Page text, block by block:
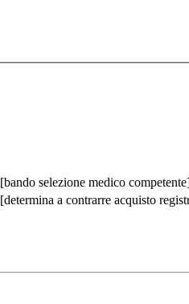
[bando selezione medico
[determina a contrarre acquisto